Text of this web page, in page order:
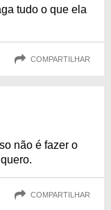
tudo o que ela
COMPARTILHAR
não é fazer o
COMPARTILHAR